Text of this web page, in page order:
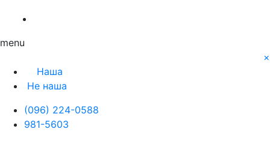
menu
×
Наша
Не наша
(096) 224-0588
981-5603